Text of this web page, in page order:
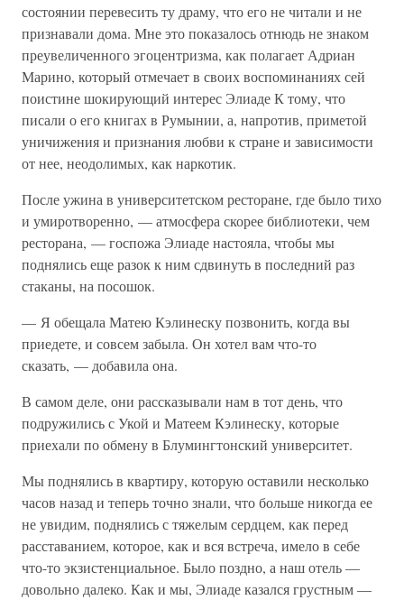
состоянии перевесить ту драму, что его не читали и не
признавали дома. Мне это показалось отнюдь не знаком
преувеличенного эгоцентризма, как полагает Адриан
Марино, который отмечает в своих воспоминаниях сей
поистине шокирующий интерес Элиаде К тому, что
писали о его книгах в Румынии, а, напротив, приметой
уничижения и признания любви к стране и зависимости
от нее, неодолимых, как наркотик.
После ужина в университетском ресторане, где было тихо
и умиротворенно, — атмосфера скорее библиотеки, чем
ресторана, — госпожа Элиаде настояла, чтобы мы
поднялись еще разок к ним сдвинуть в последний раз
стаканы, на посошок.
— Я обещала Матею Кэлинеску позвонить, когда вы
приедете, и совсем забыла. Он хотел вам что-то
сказать, — добавила она.
В самом деле, они рассказывали нам в тот день, что
подружились с Укой и Матеем Кэлинеску, которые
приехали по обмену в Блумингтонский университет.
Мы поднялись в квартиру, которую оставили несколько
часов назад и теперь точно знали, что больше никогда ее
не увидим, поднялись с тяжелым сердцем, как перед
расставанием, которое, как и вся встреча, имело в себе
что-то экзистенциальное. Было поздно, а наш отель —
довольно далеко. Как и мы, Элиаде казался грустным —